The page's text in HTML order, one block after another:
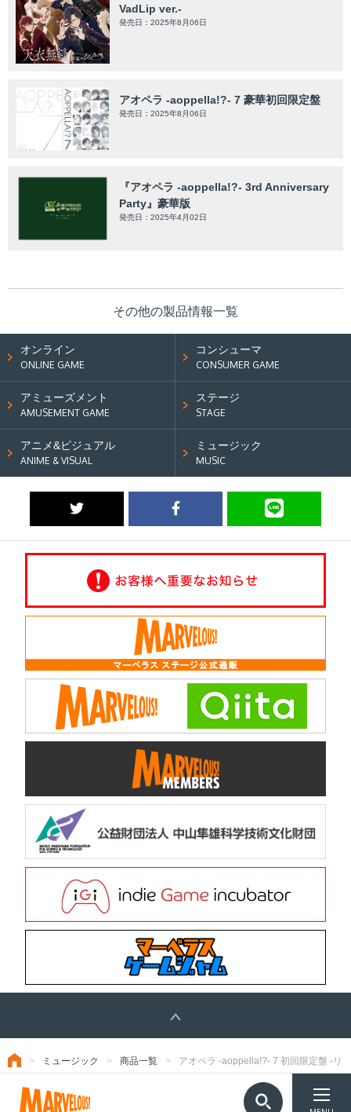
VadLip ver.-
発売日：2025年8月06日
アオペラ -aoppella!?- 7 豪華初回限定盤
発売日：2025年8月06日
『アオペラ -aoppella!?- 3rd Anniversary
Party』豪華版
発売日：2025年4月02日
その他の製品情報一覧
オンライン
ONLINE GAME
コンシューマ
CONSUMER GAME
アミューズメント
AMUSEMENT GAME
ステージ
STAGE
アニメ&ビジュアル
ANIME & VISUAL
ミュージック
MUSIC
ミュージック 商品一覧 アオペラ -aoppella!?- 7 初回限定盤 -リ
トップ TOP